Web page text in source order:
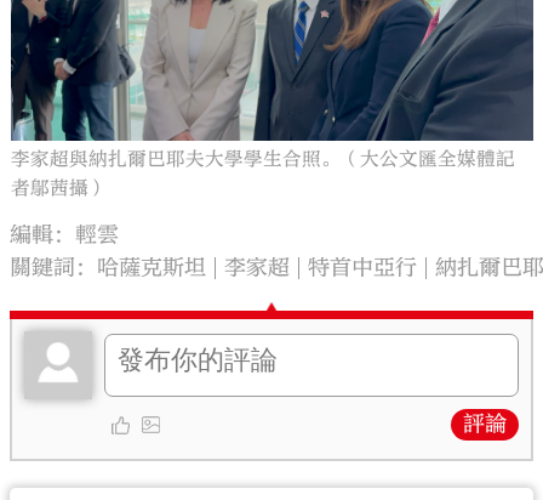
李家超與納扎爾巴耶夫大學學生合照。（大公文匯全媒體記
者鄔茜攝）
編輯：輕雲
關鍵詞： 哈薩克斯坦 李家超 特首中亞行 納扎爾巴
評論